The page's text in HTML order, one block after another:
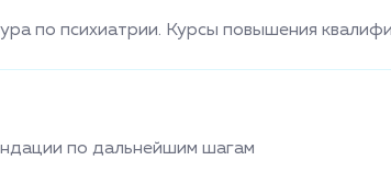
по психиатрии. Курсы повышения
по дальнейшим шагам